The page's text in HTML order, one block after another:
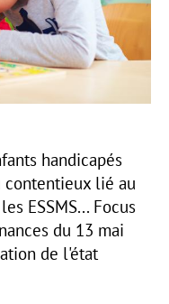
handicapés
contentieux lié au
ESSMS... Focus
du 13 mai
de l'état